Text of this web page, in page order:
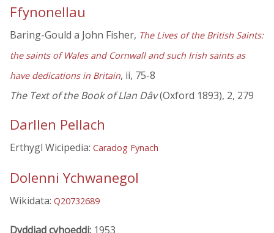
Ffynonellau
Baring-Gould a John Fisher, The Lives of the British Saints:
the saints of Wales and Cornwall and such Irish saints as
have dedications in Britain, ii, 75-8
The Text of the Book of Llan Dâv(Oxford 1893), 2, 279
Darllen Pellach
Erthygl Wicipedia: Caradog Fynach
Dolenni Ychwanegol
Wikidata: Q20732689
Dyddiad cyhoeddi: 1953